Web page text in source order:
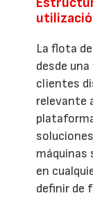
La flota
desde
clientes
relevante
máquinas
en
definir de